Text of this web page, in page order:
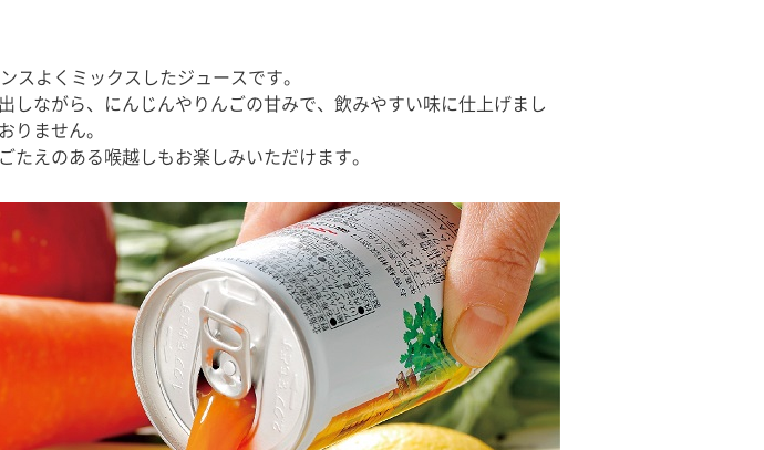
よくミックスしたジュースです。
ながら、にんじんやりんごの甘みで、飲みやすい味に仕上げまし
ません。
えのある喉越しもお楽しみいただけます。